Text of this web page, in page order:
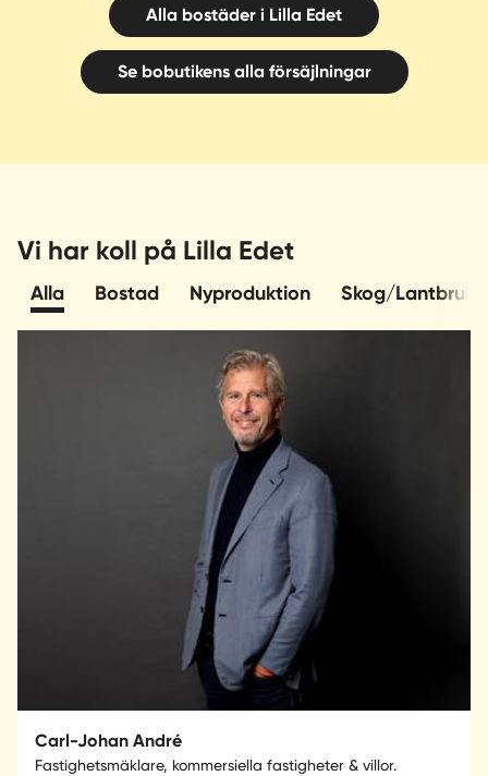
Alla bostäder i Lilla Edet
Se bobutikens alla försäjlningar
Vi har koll på Lilla Edet
Alla Bostad Nyproduktion Skog/Lantbruk
Carl-Johan André
Fastighetsmäklare, kommersiella fastigheter & villor.